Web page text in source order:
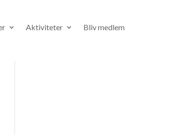
Aktiviteter Bliv medlem